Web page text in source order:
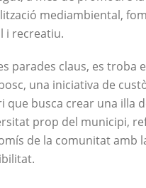
mediambiental,
i recreatiu.
parades claus, es troba
una iniciativa de
que busca crear una illa
prop del municipi,
de la comunitat amb